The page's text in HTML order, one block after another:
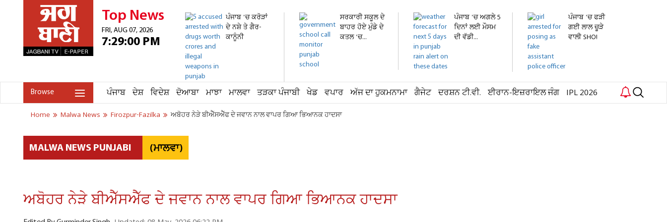
Top News
FRI, AUG 07, 2026
7:29:00 PM
ਪੰਜਾਬ 'ਚ ਕਰੋੜਾਂ
ਦੇ ਨਸ਼ੇ ਤੇ ਗੈਰ-
ਕਾਨੂੰਨੀ
ਸਰਕਾਰੀ ਸਕੂਲ ਦੇ
ਬਾਹਰ ਹੋਏ ਮੁੰਡੇ ਦੇ
ਕਤਲ 'ਚ...
ਪੰਜਾਬ 'ਚ ਅਗਲੇ 5
ਦਿਨਾਂ ਲਈ ਮੌਸਮ
ਦੀ ਵੱਡੀ...
ਪੰਜਾਬ 'ਚ ਫੜੀ
ਗਈ ਲਾਲ ਚੂੜੇ
ਵਾਲੀ SHO!
Browse ਪੰਜਾਬ ਦੇਸ਼ ਵਿਦੇਸ਼ ਦੋਆਬਾ ਮਾਝਾ ਮਾਲਵਾ ਤੜਕਾ ਪੰਜਾਬੀ ਖੇਡ ਵਪਾਰ ਅੱਜ ਦਾ ਹੁਕਮਨਾਮਾ ਗੈਜੇਟ ਦਰਸ਼ਨ ਟੀ.ਵੀ. ਈਰਾਨ-ਇਜ਼ਰਾਇਲ ਜੰਗ IPL 2026
Home Malwa News Firozpur-Fazilka ਅਬੋਹਰ ਨੇੜੇ ਬੀਐੱਸਐੱਫ ਦੇ ਜਵਾਨ ਨਾਲ ਵਾਪਰ ਗਿਆ ਭਿਆਨਕ ਹਾਦਸਾ
MALWA NEWS PUNJABI (ਮਾਲਵਾ)
ਅਬੋਹਰ ਨੇੜੇ ਬੀਐੱਸਐੱਫ ਦੇ ਜਵਾਨ ਨਾਲ ਵਾਪਰ ਗਿਆ ਭਿਆਨਕ ਹਾਦਸਾ